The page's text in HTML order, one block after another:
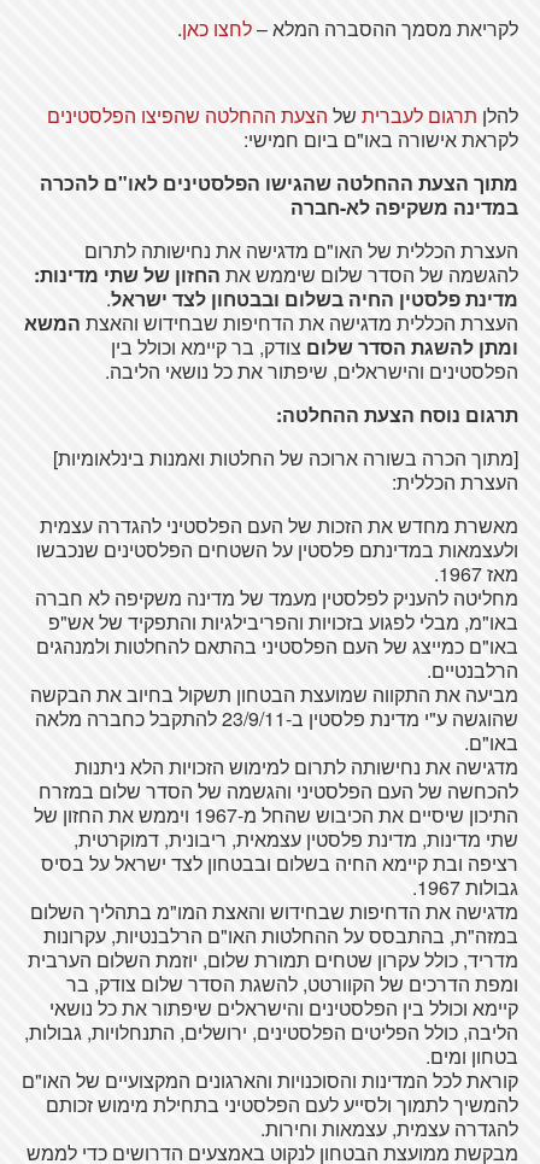
לקריאת מסמך ההסברה המלא –לחצו כאן.
להלן תרגום לעבריתשל הצעת ההחלטה שהפיצו הפלסטינים
לקראת אישורה באו"ם ביום חמישי:
מתוך הצעת ההחלטה שהגישו הפלסטינים לאו"ם להכרה
במדינה משקיפה לא-חברה
העצרת הכללית של האו"ם מדגישה את נחישותה לתרום
להגשמה של הסדר שלום שיממש את החזון של שתי מדינות:
מדינת פלסטין החיה בשלום ובבטחון לצד ישראל.
העצרת הכללית מדגישה את הדחיפות שבחידוש והאצת המשא
ומתן להשגת הסדר שלום צודק, בר קיימא וכולל בין
הפלסטינים והישראלים, שיפתור את כל נושאי הליבה.
תרגום נוסח הצעת ההחלטה:
[מתוך הכרה בשורה ארוכה של החלטות ואמנות בינלאומיות]
העצרת הכללית:
מאשרת מחדש את הזכות של העם הפלסטיני להגדרה עצמית
ולעצמאות במדינתם פלסטין על השטחים הפלסטינים שנכבשו
מאז 1967.
מחליטה להעניק לפלסטין מעמד של מדינה משקיפה לא חברה
באו"מ, מבלי לפגוע בזכויות והפריבילגיות והתפקיד של אש"פ
באו"ם כמייצג של העם הפלסטיני בהתאם להחלטות ולמנהגים
הרלבנטיים.
מביעה את התקווה שמועצת הבטחון תשקול בחיוב את הבקשה
שהוגשה ע"י מדינת פלסטין ב-23/9/11 להתקבל כחברה מלאה
באו"ם.
מדגישה את נחישותה לתרום למימוש הזכויות הלא ניתנות
להכחשה של העם הפלסטיני והגשמה של הסדר שלום במזרח
התיכון שיסיים את הכיבוש שהחל מ-1967 ויממש את החזון של
שתי מדינות, מדינת פלסטין עצמאית, ריבונית, דמוקרטית,
רציפה ובת קיימא החיה בשלום ובבטחון לצד ישראל על בסיס
גבולות 1967.
מדגישה את הדחיפות שבחידוש והאצת המו"מ בתהליך השלום
במזה"ת, בהתבסס על ההחלטות האו"ם הרלבנטיות, עקרונות
מדריד, כולל עקרון שטחים תמורת שלום, יוזמת השלום הערבית
ומפת הדרכים של הקוורטט, להשגת הסדר שלום צודק, בר
קיימא וכולל בין הפלסטינים והישראלים שיפתור את כל נושאי
הליבה, כולל הפליטים הפלסטינים, ירושלים, התנחלויות, גבולות,
בטחון ומים.
קוראת לכל המדינות והסוכנויות והארגונים המקצועיים של האו"ם
להמשיך לתמוך ולסייע לעם הפלסטיני בתחילת מימוש זכותם
להגדרה עצמית, עצמאות וחירות.
מבקשת ממועצת הבטחון לנקוט באמצעים הדרושים כדי לממש